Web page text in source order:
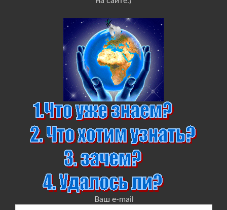
Ваш e-mail